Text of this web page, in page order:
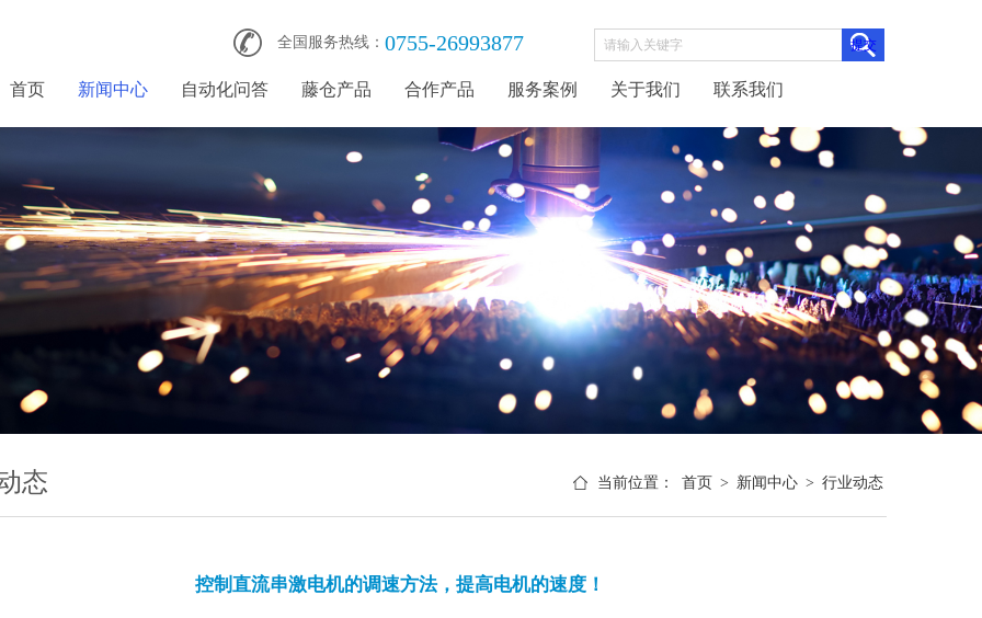
全国服务热线： 0755-26993877
首页 新闻中心 自动化问答 藤仓产品 合作产品 服务案例 关于我们 联系我们
当前位置： 首页 > 新闻中心 > 行业动态
态
控制直流串激电机的调速方法，提高电机的速度！